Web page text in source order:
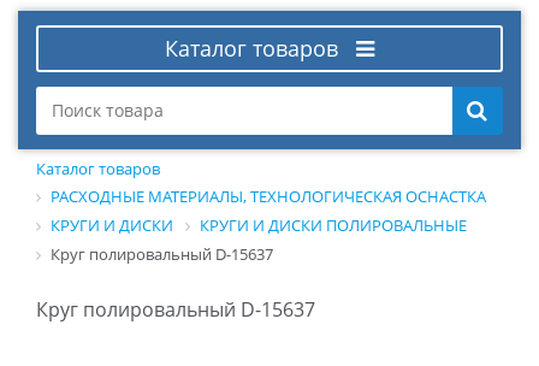
Каталог товаров
Каталог товаров
РАСХОДНЫЕ МАТЕРИАЛЫ, ТЕХНОЛОГИЧЕСКАЯ ОСНАСТКА
КРУГИ И ДИСКИ
КРУГИ И ДИСКИ ПОЛИРОВАЛЬНЫЕ
Круг полировальный D-15637
Круг полировальный D-15637